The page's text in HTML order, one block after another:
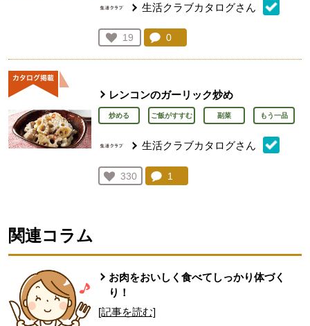
生活クラブカタログさん
お気に入り登録：
19
人が登録
コメント：
0
レンコンのガーリック炒め
炒める ご飯がすすむ 副菜 もう一品
生活クラブカタログさん
お気に入り登録：
330
人が登録
コメント：
1
関連コラム
お肉をおいしく食べてしっかり体づく
り！
[記事を読む]